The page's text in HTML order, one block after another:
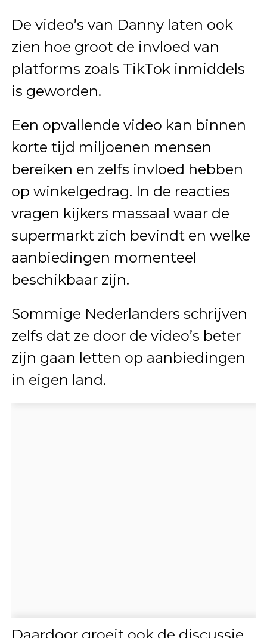
De video’s van Danny laten ook
zien hoe groot de invloed van
platforms zoals TikTok inmiddels
is geworden.
Een opvallende video kan binnen
korte tijd miljoenen mensen
bereiken en zelfs invloed hebben
op winkelgedrag. In de reacties
vragen kijkers massaal waar de
supermarkt zich bevindt en welke
aanbiedingen momenteel
beschikbaar zijn.
Sommige Nederlanders schrijven
zelfs dat ze door de video’s beter
zijn gaan letten op aanbiedingen
in eigen land.
Daardoor groeit ook de discussie